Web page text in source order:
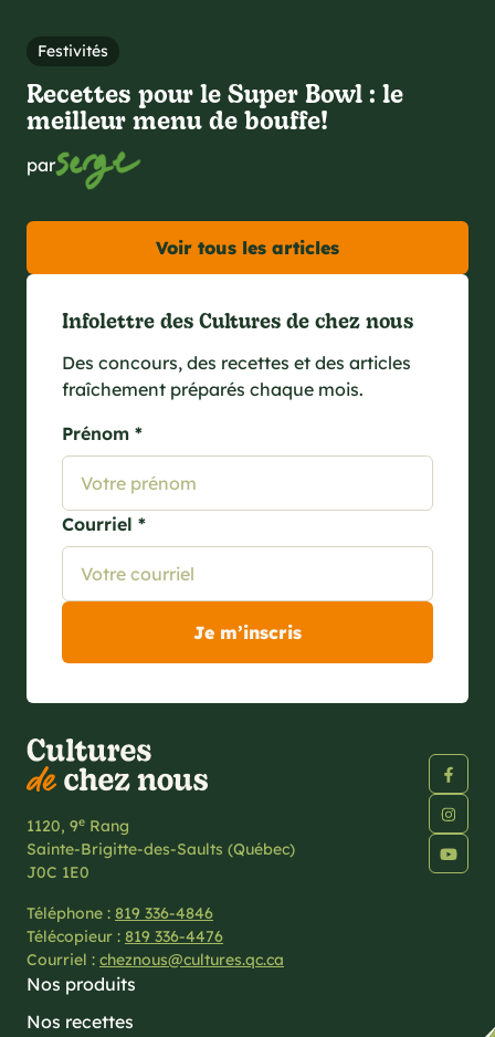
Festivités
Recettes pour le Super Bowl : le
meilleur menu de bouffe!
par
Voir tous les articles
Infolettre des Cultures de chez nous
Des concours, des recettes et des articles
fraîchement préparés chaque mois.
Prénom *
Courriel *
1120, 9e Rang
Sainte-Brigitte-des-Saults (Québec)
J0C 1E0
Téléphone : 819 336-4846
Télécopieur : 819 336-4476
Courriel : cheznous@cultures.qc.ca
Nos produits
Nos recettes